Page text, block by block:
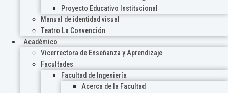
Proyecto Educativo Institucional
Manual de identidad visual
Teatro La Convención
Académico
Vicerrectora de Enseñanza y Aprendizaje
Facultades
Facultad de Ingeniería
Acerca de la Facultad